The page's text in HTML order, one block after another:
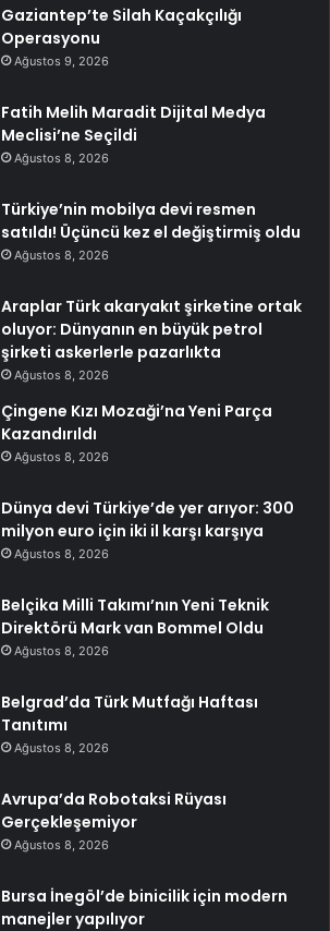
Gaziantep’te Silah Kaçakçılığı
Operasyonu
Ağustos 9, 2026
Fatih Melih Maradit Dijital Medya
Meclisi’ne Seçildi
Ağustos 8, 2026
Türkiye’nin mobilya devi resmen
satıldı! Üçüncü kez el değiştirmiş oldu
Ağustos 8, 2026
Araplar Türk akaryakıt şirketine ortak
oluyor: Dünyanın en büyük petrol
şirketi askerlerle pazarlıkta
Ağustos 8, 2026
Çingene Kızı Mozaği’na Yeni Parça
Kazandırıldı
Ağustos 8, 2026
Dünya devi Türkiye’de yer arıyor: 300
milyon euro için iki il karşı karşıya
Ağustos 8, 2026
Belçika Milli Takımı’nın Yeni Teknik
Direktörü Mark van Bommel Oldu
Ağustos 8, 2026
Belgrad’da Türk Mutfağı Haftası
Tanıtımı
Ağustos 8, 2026
Avrupa’da Robotaksi Rüyası
Gerçekleşemiyor
Ağustos 8, 2026
Bursa İnegöl’de binicilik için modern
manejler yapılıyor